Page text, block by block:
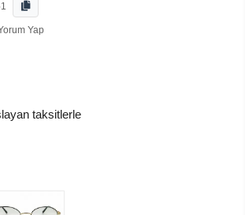
Yap
taksitlerle